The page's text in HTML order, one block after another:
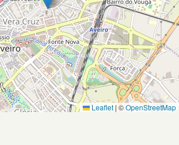
Leaflet|©OpenStreetMap